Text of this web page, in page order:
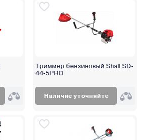
Триммер бензиновый Shall SD-
44-5PRO
Наличие уточняйте